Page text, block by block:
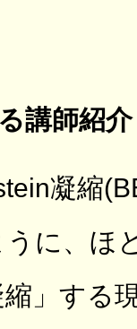
講師紹介
凝縮
に、ほ
」する